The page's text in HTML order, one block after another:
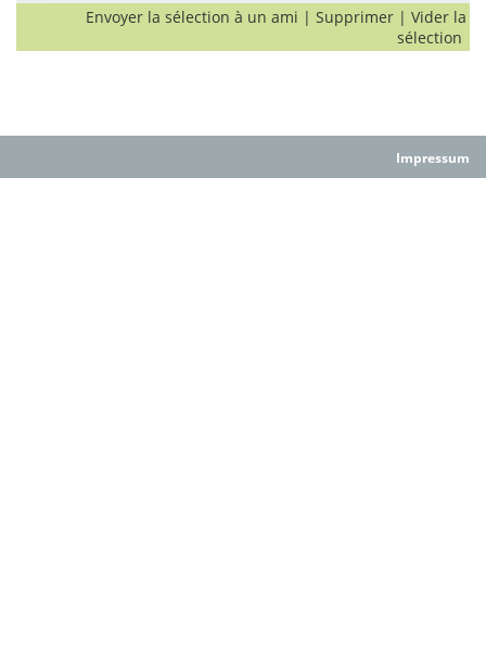
Envoyer la sélection à un ami | Supprimer | Vider la
sélection
Impressum